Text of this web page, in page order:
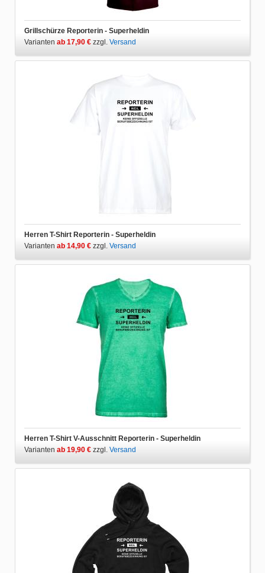
Grillschürze Reporterin - Superheldin
Varianten ab 17,90 € zzgl. Versand
Herren T-Shirt Reporterin - Superheldin
Varianten ab 14,90 € zzgl. Versand
Herren T-Shirt V-Ausschnitt Reporterin - Superheldin
Varianten ab 19,90 € zzgl. Versand